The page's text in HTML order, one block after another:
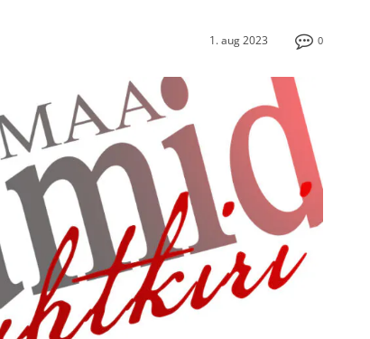
0
1. aug 2023